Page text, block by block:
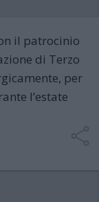
il patrocinio
di Terzo
per
l’estate